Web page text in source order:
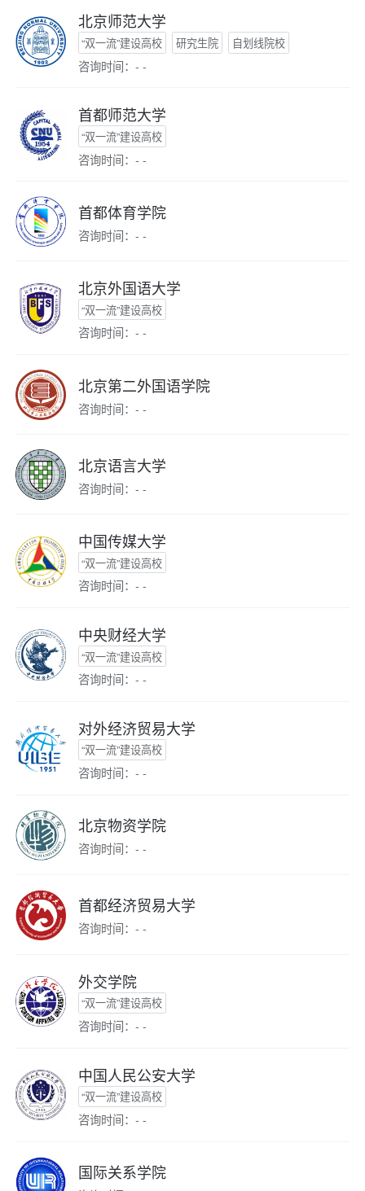
北京师范大学
“双一流”建设高校 研究生院 自划线院校
咨询时间：- -
首都师范大学
“双一流”建设高校
咨询时间：- -
首都体育学院
咨询时间：- -
北京外国语大学
“双一流”建设高校
咨询时间：- -
北京第二外国语学院
咨询时间：- -
北京语言大学
咨询时间：- -
中国传媒大学
“双一流”建设高校
咨询时间：- -
中央财经大学
“双一流”建设高校
咨询时间：- -
对外经济贸易大学
“双一流”建设高校
咨询时间：- -
北京物资学院
咨询时间：- -
首都经济贸易大学
咨询时间：- -
外交学院
“双一流”建设高校
咨询时间：- -
中国人民公安大学
“双一流”建设高校
咨询时间：- -
国际关系学院